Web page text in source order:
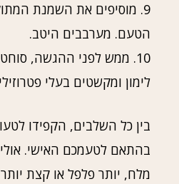
9. מוסיפים את השמנת
הטעם. מערבבים היטב.
10. ממש לפני ההגשה,
לימון ומקשטים בעלי
בין כל השלבים, הקפידו
בהתאם לטעמכם האישי. אולי
מלח, יותר פלפל או קצת